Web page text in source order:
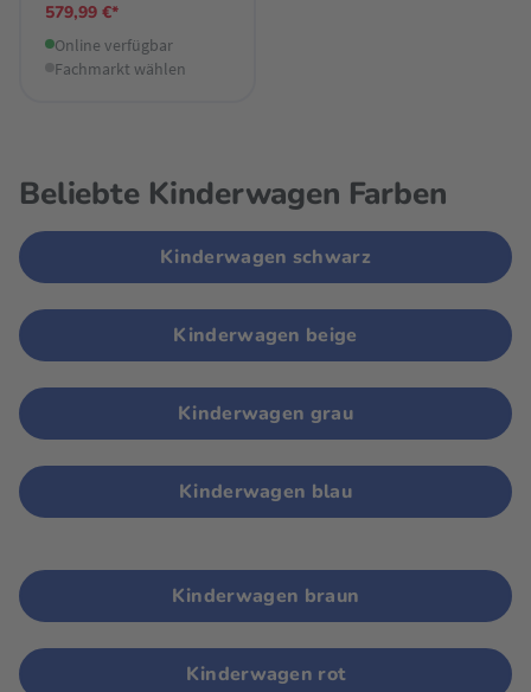
579,99 €*
Online verfügbar
Fachmarkt wählen
Beliebte Kinderwagen Farben
Kinderwagen schwarz
Kinderwagen beige
Kinderwagen grau
Kinderwagen blau
Kinderwagen braun
Kinderwagen rot